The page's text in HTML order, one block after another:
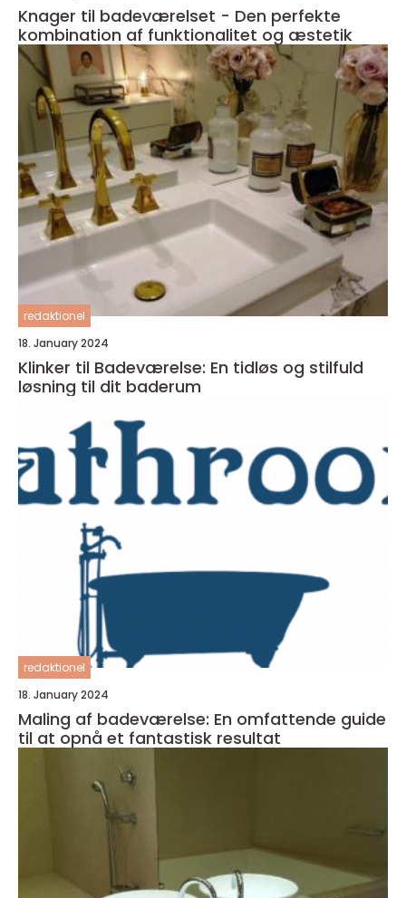
Knager til badeværelset - Den perfekte
kombination af funktionalitet og æstetik
redaktionel
18. January 2024
Klinker til Badeværelse: En tidløs og stilfuld
løsning til dit baderum
redaktionel
18. January 2024
Maling af badeværelse: En omfattende guide
til at opnå et fantastisk resultat